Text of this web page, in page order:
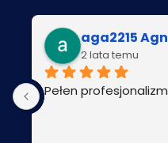
aga2215
2 lata temu
Pełen